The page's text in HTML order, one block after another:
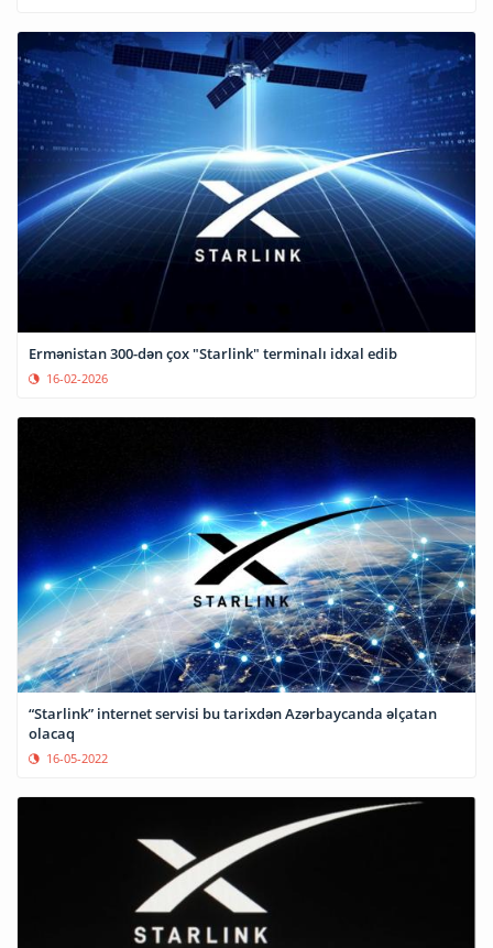
Ermənistan 300-dən çox "Starlink" terminalı idxal edib
16-02-2026
“Starlink” internet servisi bu tarixdən Azərbaycanda əlçatan
olacaq
16-05-2022